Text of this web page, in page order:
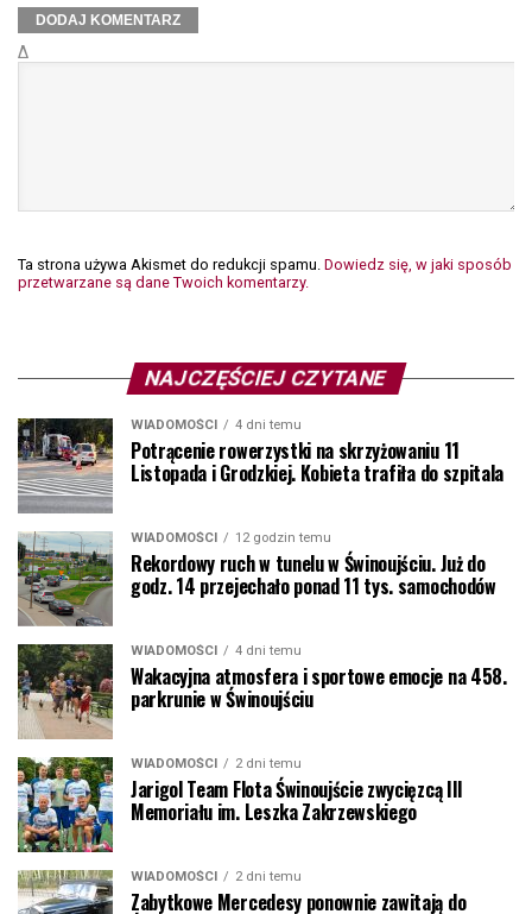
Δ
Ta strona używa Akismet do redukcji spamu. Dowiedz się, w jaki sposób
przetwarzane są dane Twoich komentarzy.
NAJCZĘŚCIEJ CZYTANE
WIADOMOŚCI 4 dni temu
Potrącenie rowerzystki na skrzyżowaniu 11
Listopada i Grodzkiej. Kobieta trafiła do szpitala
WIADOMOŚCI 12 godzin temu
Rekordowy ruch w tunelu w Świnoujściu. Już do
godz. 14 przejechało ponad 11 tys. samochodów
WIADOMOŚCI 4 dni temu
Wakacyjna atmosfera i sportowe emocje na 458.
parkrunie w Świnoujściu
WIADOMOŚCI 2 dni temu
Jarigol Team Flota Świnoujście zwycięzcą III
Memoriału im. Leszka Zakrzewskiego
WIADOMOŚCI 2 dni temu
Zabytkowe Mercedesy ponownie zawitają do